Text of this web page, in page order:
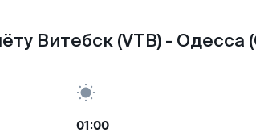
Витебск (VTB) - Одесса
01:00